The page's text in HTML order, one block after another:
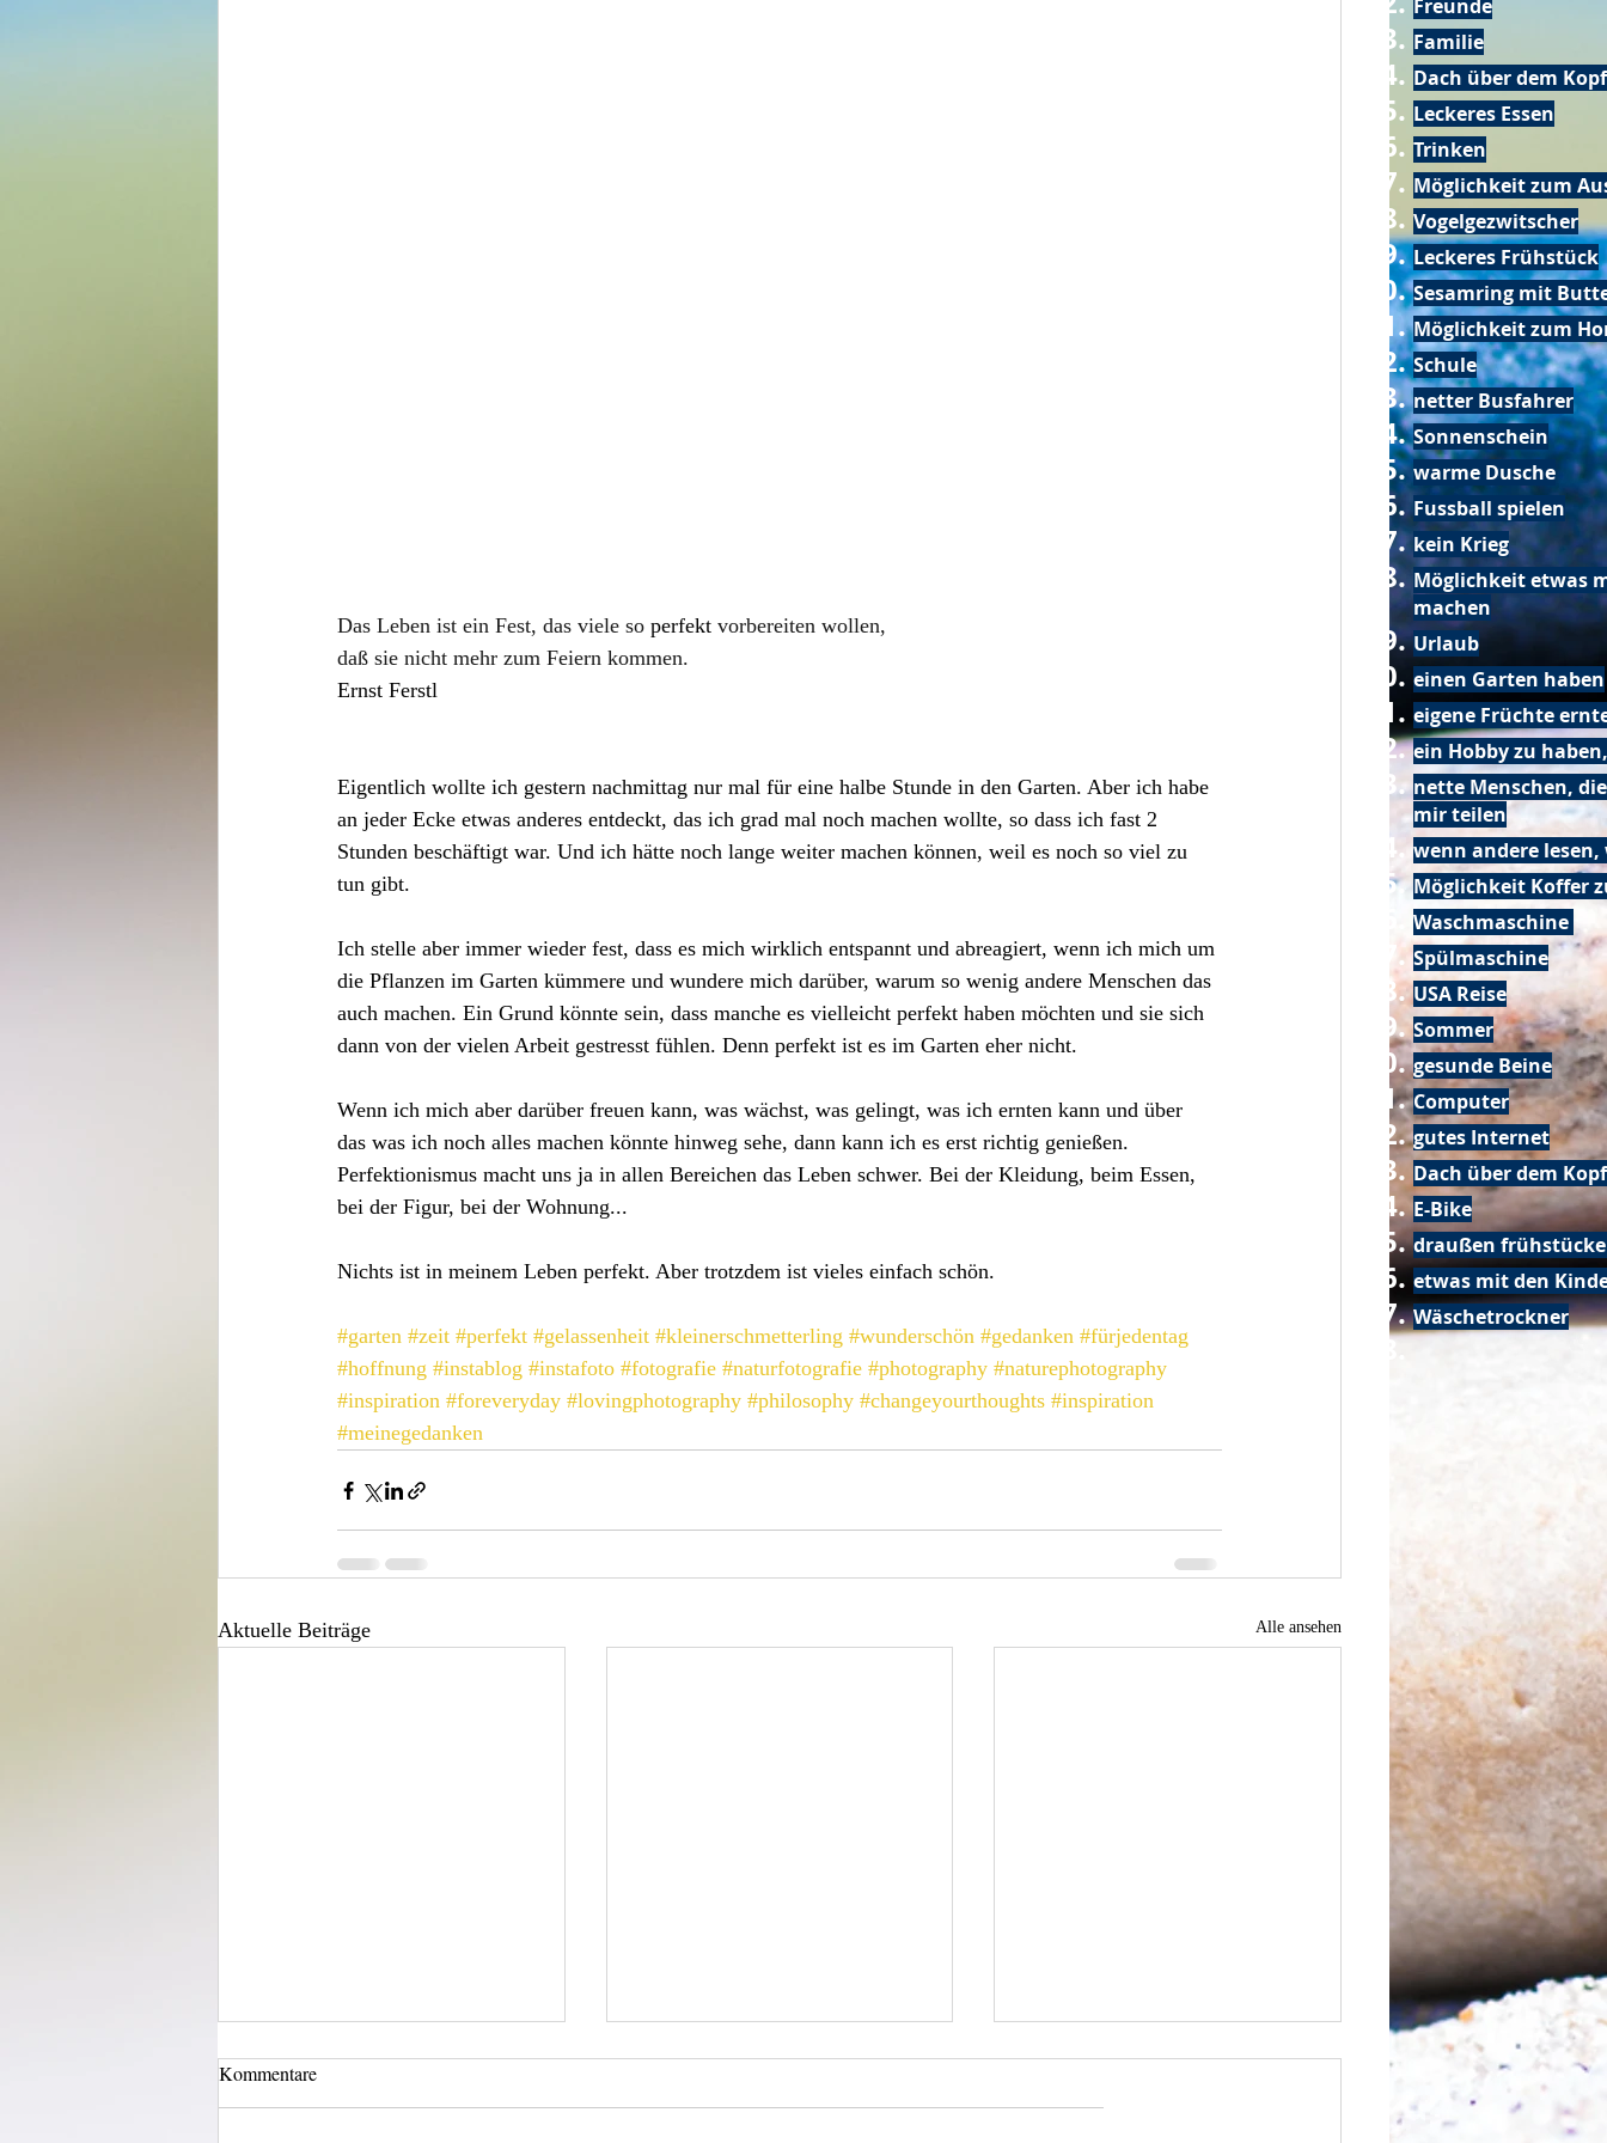
Das Leben ist ein Fest, das viele so perfekt vorbereiten wollen,
daß sie nicht mehr zum Feiern kommen.
Ernst Ferstl
Eigentlich wollte ich gestern nachmittag nur mal für eine halbe Stunde in den Garten. Aber ich habe
an jeder Ecke etwas anderes entdeckt, das ich grad mal noch machen wollte, so dass ich fast 2
Stunden beschäftigt war. Und ich hätte noch lange weiter machen können, weil es noch so viel zu
tun gibt.
Ich stelle aber immer wieder fest, dass es mich wirklich entspannt und abreagiert, wenn ich mich um
die Pflanzen im Garten kümmere und wundere mich darüber, warum so wenig andere Menschen das
auch machen. Ein Grund könnte sein, dass manche es vielleicht perfekt haben möchten und sie sich
dann von der vielen Arbeit gestresst fühlen. Denn perfekt ist es im Garten eher nicht.
Wenn ich mich aber darüber freuen kann, was wächst, was gelingt, was ich ernten kann und über
das was ich noch alles machen könnte hinweg sehe, dann kann ich es erst richtig genießen.
Perfektionismus macht uns ja in allen Bereichen das Leben schwer. Bei der Kleidung, beim Essen,
bei der Figur, bei der Wohnung...
Nichts ist in meinem Leben perfekt. Aber trotzdem ist vieles einfach schön.
#garten #zeit #perfekt #gelassenheit #kleinerschmetterling #wunderschön #gedanken #fürjedentag
#hoffnung #instablog #instafoto #fotografie #naturfotografie #photography #naturephotography
#inspiration #foreveryday #lovingphotography #philosophy #changeyourthoughts #inspiration
#meinegedanken
Aktuelle Beiträge Alle ansehen
Kommentare
Freunde
Familie
Dach über dem Kopf
Leckeres Essen
Trinken
Möglichkeit zum
Vogelgezwitscher
Leckeres Frühstück
Sesamring mit
Möglichkeit zum
Schule
netter Busfahrer
Sonnenschein
warme Dusche
Fussball spielen
kein Krieg
Möglichkeit etwas
machen
Urlaub
einen Garten haben
eigene Früchte
ein Hobby zu
nette Menschen,
mir teilen
wenn andere lesen,
Möglichkeit Koffer
Waschmaschine
Spülmaschine
USA Reise
Sommer
gesunde Beine
Computer
gutes Internet
Dach über dem Kopf
E-Bike
draußen
etwas mit den
Wäschetrockner